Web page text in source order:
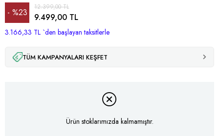
%23
İndirim
12.399,00 TL
9.499,00 TL
3.166,33 TL `den başlayan taksitlerle
TÜM KAMPANYALARI KEŞFET
Ürün stoklarımızda kalmamıştır.